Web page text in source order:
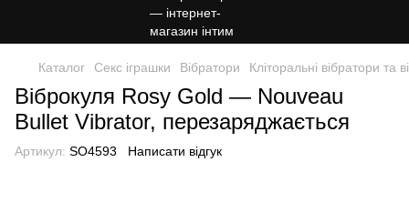
Каталог Секс іграшки Вібратори Кліторальні вібратори та
Віброкуля Rosy Gold — Nouveau
Bullet Vibrator, перезаряджається
Артикул: SO4593 Написати відгук